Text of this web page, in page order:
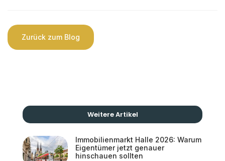
Zurück zum Blog
Weitere Artikel
Immobilienmarkt Halle 2026: Warum
Eigentümer jetzt genauer
hinschauen sollten